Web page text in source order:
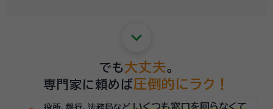
keyboard_arrow_down
でも 大丈夫。
専門家に頼めば圧倒的にラク！
いくつも窓口を回らなくて